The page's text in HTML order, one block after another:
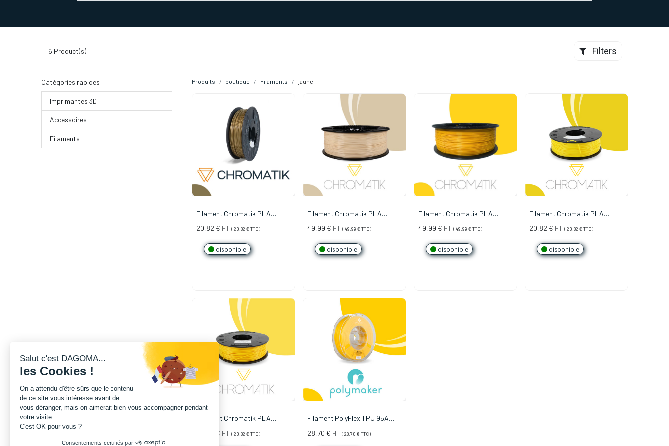
6 Product(s) Filters
Catégories rapides
Imprimantes 3D
Accessoires
Filaments
Produits boutique Filaments jaune
Filament Chromatik PLA
20,82 € HT ( 20,82 € TTC)
disponible
Filament Chromatik PLA
49,99 € HT ( 49,99 € TTC)
disponible
Filament Chromatik PLA
49,99 € HT ( 49,99 € TTC)
disponible
Filament Chromatik PLA
20,82 € HT ( 20,82 € TTC)
disponible
Filament Chromatik PLA
€ HT ( 20,82 € TTC)
Filament PolyFlex TPU 95A
28,70 € HT ( 28,70 € TTC)
Salut c'est DAGOMA...
les Cookies !
On a attendu d'être sûrs que le contenu
de ce site vous intéresse avant de
vous déranger, mais on aimerait bien vous accompagner pendant
votre visite...
C'est OK pour vous ?
Consentements certifiés par